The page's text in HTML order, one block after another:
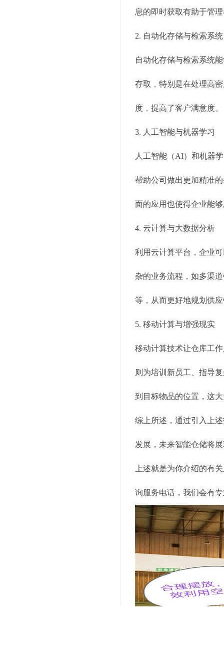
息的即时获取有助于管
2. 自动化存储与检索系
自动化存储与检索系统
存取，特别是在处理高
度，提高了客户满意度。
3. 人工智能与机器学习
人工智能（AI）和机器
帮助公司做出更加精准
面的应用也使得企业能
4. 云计算与大数据分析
利用云计算平台，企业
杂的业务流程，如多渠
等，从而更好地规划供
5. 移动计算与增强现实
移动计算技术让仓库工
则为培训新员工、指导
到目标物品的位置，这
综上所述，通过引入上
发展，未来智能仓储将
上述就是为你介绍的有
询服务电话，我们会有